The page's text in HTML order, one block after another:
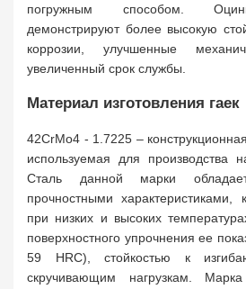
погружным способом.
демонстрируют более высокую
коррозии, улучшенные
увеличенный срок службы.
Материал изготовления гаек
42CrMo4 - 1.7225 –
используемая для производства
Сталь данной марки
прочностными характеристиками,
при низких и высоких
поверхностного упрочнения ее
59 HRC), стойкостью к
скручивающим нагрузкам.